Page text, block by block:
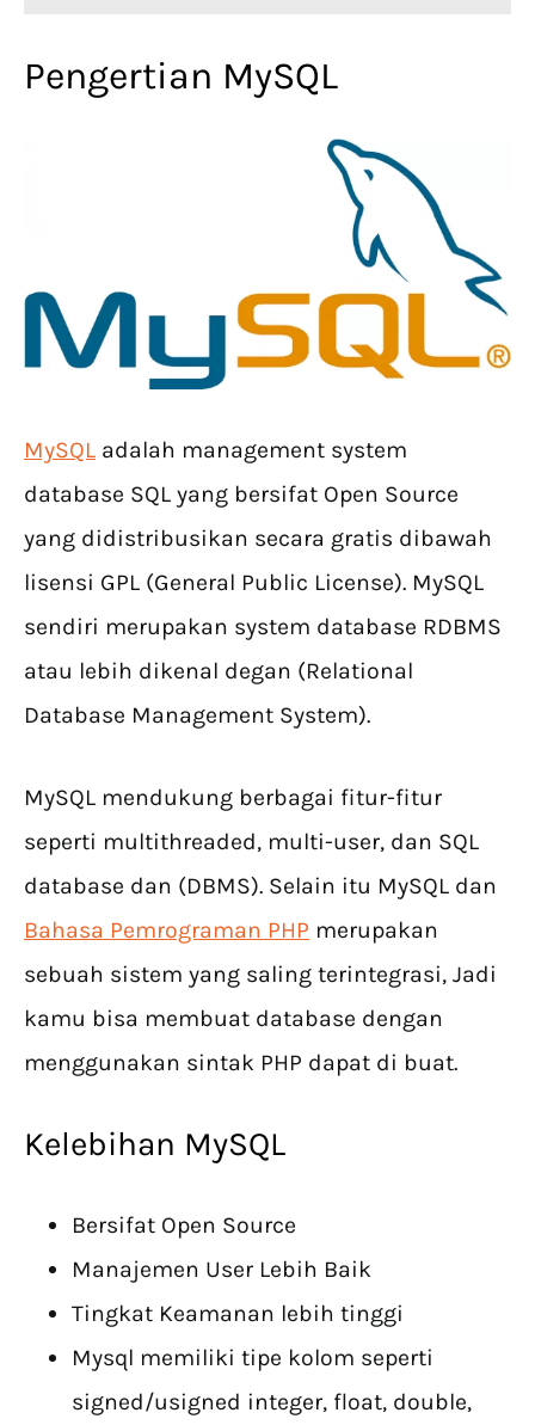
Pengertian MySQL
MySQL adalah management system
database SQL yang bersifat Open Source
yang didistribusikan secara gratis dibawah
lisensi GPL (General Public License). MySQL
sendiri merupakan system database RDBMS
atau lebih dikenal degan (Relational
Database Management System).
MySQL mendukung berbagai fitur-fitur
seperti multithreaded, multi-user, dan SQL
database dan (DBMS). Selain itu MySQL dan
Bahasa Pemrograman PHP merupakan
sebuah sistem yang saling terintegrasi, Jadi
kamu bisa membuat database dengan
menggunakan sintak PHP dapat di buat.
Kelebihan MySQL
Bersifat Open Source
Manajemen User Lebih Baik
Tingkat Keamanan lebih tinggi
Mysql memiliki tipe kolom seperti
signed/usigned integer, float, double,